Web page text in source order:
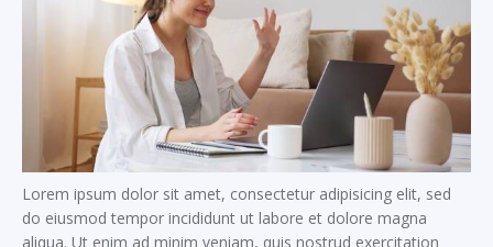
Lorem ipsum dolor sit amet, consectetur adipisicing elit, sed
do eiusmod tempor incididunt ut labore et dolore magna
aliqua. Ut enim ad minim veniam, quis nostrud exercitation